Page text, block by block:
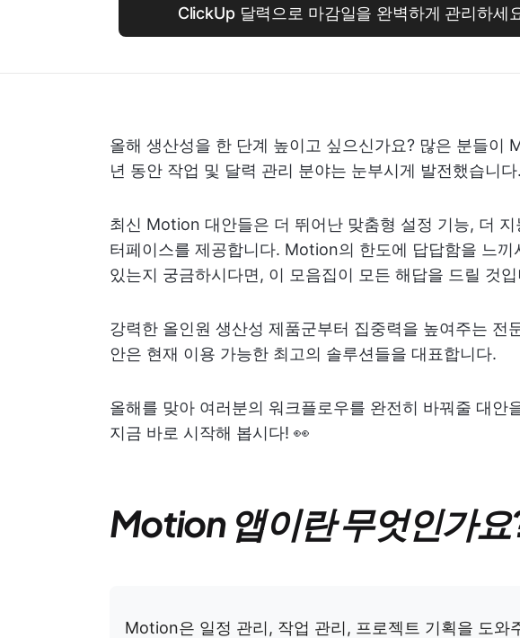
ClickUp 달력으로 마감일을 완벽하게 관리하세
올해 생산성을 한 단계 높이고 싶으신가요? 많은 분들이
년 동안 작업 및 달력 관리 분야는 눈부시게 발전했습니다.
최신 Motion 대안들은 더 뛰어난 맞춤형 설정 기능, 더
터페이스를 제공합니다. Motion의 한도에 답답함을 느끼
있는지 궁금하시다면, 이 모음집이 모든 해답을 드릴 것
강력한 올인원 생산성 제품군부터 집중력을 높여주는
안은 현재 이용 가능한 최고의 솔루션들을 대표합니다.
올해를 맞아 여러분의 워크플로우를 완전히 바꿔줄 대안
지금 바로 시작해 봅시다! 👀
Motion 앱이란 무엇인가요
Motion은 일정 관리, 작업 관리, 프로젝트 기획을 도와